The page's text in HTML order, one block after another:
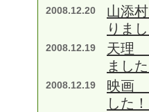
2008.12.20
山添
りま
2008.12.19
天理
まし
2008.12.19
映画
した